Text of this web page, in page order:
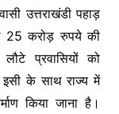
उत्तराखंडी पहाड़
25 करोड़ रुपये की
प्रवासियों को
इसी के साथ राज्य में
किया जाना है।